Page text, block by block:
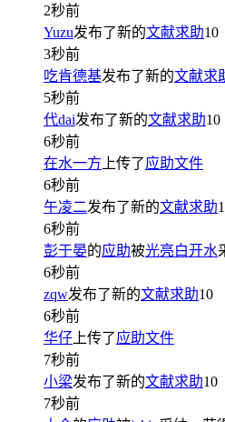
2秒前
Yuzu发布了新的文献求助10
3秒前
吃肯德基发布了新的文献求
5秒前
代dai发布了新的文献求助10
6秒前
在水一方 上传了应助文件
6秒前
午凌二发布了新的文献求助
6秒前
彭于晏的应助被光亮白开水
6秒前
zqw发布了新的文献求助10
6秒前
华仔 上传了应助文件
7秒前
小梁发布了新的文献求助10
7秒前